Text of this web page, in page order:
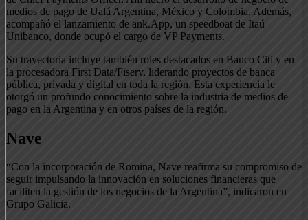
medios de pago de Ualá Argentina, México y Colombia. Además,
acompañó el lanzamiento de ank.App, un speedboat de Itaú
Unibanco, donde ocupó el cargo de VP Payments.
Su trayectoria incluye también roles destacados en Banco Citi y en
la procesadora First Data/Fiserv, liderando proyectos de banca
pública, privada y digital en toda la región. Esta experiencia le
otorgó un profundo conocimiento sobre la industria de medios de
pago en la Argentina y en otros países de la región.
Nave
“Con la incorporación de Romina, Nave reafirma su compromiso de
seguir impulsando la innovación en soluciones financieras que
faciliten la gestión de los negocios de la Argentina”, indicaron en
Grupo Galicia.